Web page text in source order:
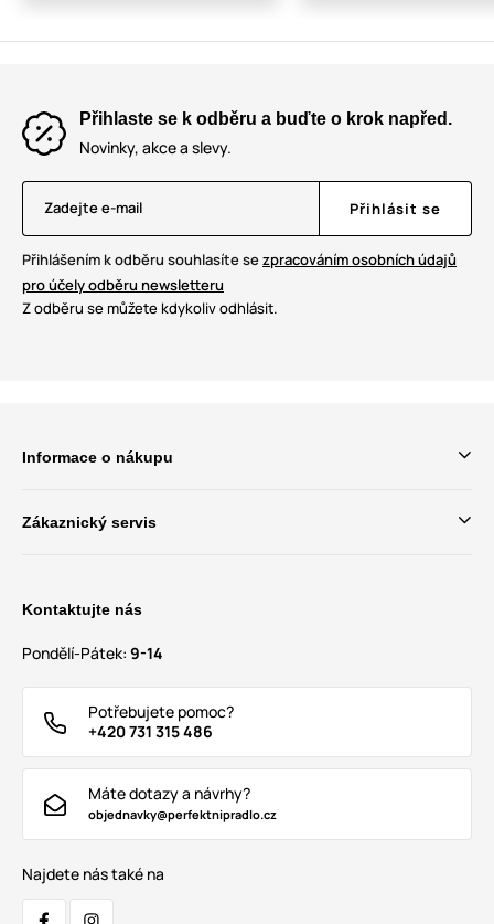
Přihlaste se k odběru a buďte o krok napřed.
Novinky, akce a slevy.
Zadejte e-mail Přihlásit se
Přihlášením k odběru souhlasíte sezpracováním osobních údajů
pro účely odběru newsletteru
Z odběru se můžete kdykoliv odhlásit.
Informace o nákupu
Zákaznický servis
Kontaktujte nás
Pondělí-Pátek: 9-14
Potřebujete pomoc?
+420 731 315 486
Máte dotazy a návrhy?
objednavky@perfektnipradlo.cz
Najdete nás také na